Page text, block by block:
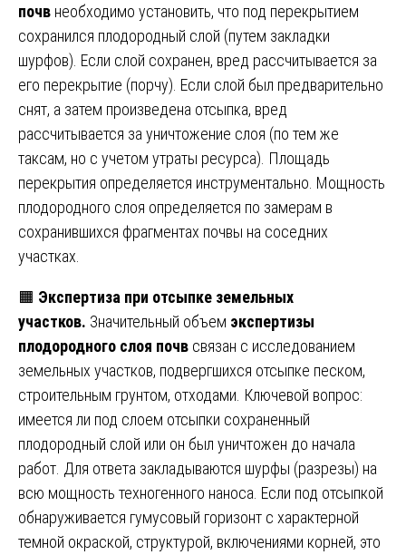
почв необходимо установить, что под перекрытием
сохранился плодородный слой (путем закладки
шурфов). Если слой сохранен, вред рассчитывается за
его перекрытие (порчу). Если слой был предварительно
снят, а затем произведена отсыпка, вред
рассчитывается за уничтожение слоя (по тем же
таксам, но с учетом утраты ресурса). Площадь
перекрытия определяется инструментально. Мощность
плодородного слоя определяется по замерам в
сохранившихся фрагментах почвы на соседних
участках.
🟧 Экспертиза при отсыпке земельных
участков. Значительный объем экспертизы
плодородного слоя почв связан с исследованием
земельных участков, подвергшихся отсыпке песком,
строительным грунтом, отходами. Ключевой вопрос:
имеется ли под слоем отсыпки сохраненный
плодородный слой или он был уничтожен до начала
работ. Для ответа закладываются шурфы (разрезы) на
всю мощность техногенного наноса. Если под отсыпкой
обнаруживается гумусовый горизонт с характерной
темной окраской, структурой, включениями корней, это